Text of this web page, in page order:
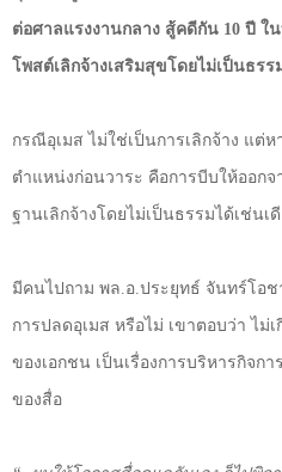
ต่อศาลแรงงานกลาง สู้คดีกัน 10 ปี ใ
โพสต์เลิกจ้างเสริมสุขโดยไม่เป็นธรร
กรณีอุเมส ไม่ใช่เป็นการเลิกจ้าง แต่
ตำแหน่งก่อนวาระ คือการบีบให้ออกจ
ฐานเลิกจ้างโดยไม่เป็นธรรมได้เช่นเ
มีคนไปถาม พล.อ.ประยุทธ์ จันทร์โอช
การปลดอุเมส หรือไม่ เขาตอบว่า ไม่เ
ของเอกชน เป็นเรื่องการบริหารกิจก
ของสื่อ